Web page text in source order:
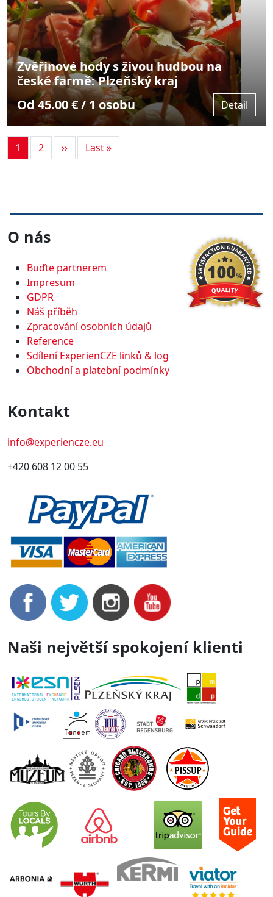
Zvěřinové hody s živou hudbou na
české farmě: Plzeňský kraj
Od 45.00 € / 1 osobu
Detail
Pagination
Aktuální stránka
1 Stránka
2 Následující stránka
›› Poslední stránka
Last »
O nás
Buďte partnerem
Impresum
GDPR
Náš příběh
Zpracování osobních údajů
Reference
Sdílení ExperienCZE linků & log
Obchodní a platební podmínky
Kontakt
info@experiencze.eu
+420 608 12 00 55
Naši největší spokojení klienti